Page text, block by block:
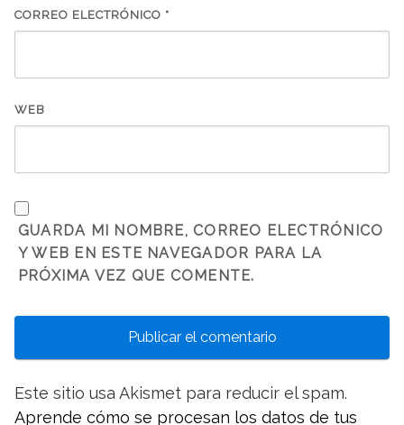
CORREO ELECTRÓNICO *
WEB
GUARDA MI NOMBRE, CORREO ELECTRÓNICO
Y WEB EN ESTE NAVEGADOR PARA LA
PRÓXIMA VEZ QUE COMENTE.
Este sitio usa Akismet para reducir el spam.
Aprende cómo se procesan los datos de tus